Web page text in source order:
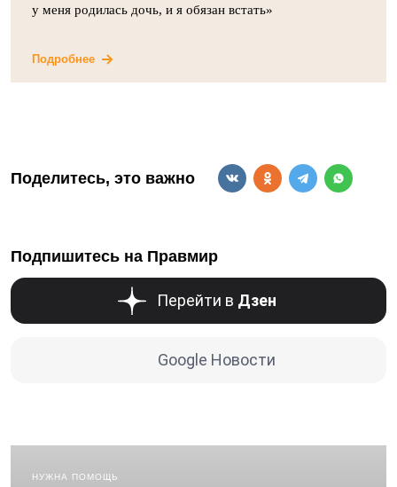
у меня родилась дочь, и я обязан встать»
Подробнее
Поделитесь, это важно
Подпишитесь на Правмир
Перейти в Дзен
Google Новости
НУЖНА ПОМОЩЬ